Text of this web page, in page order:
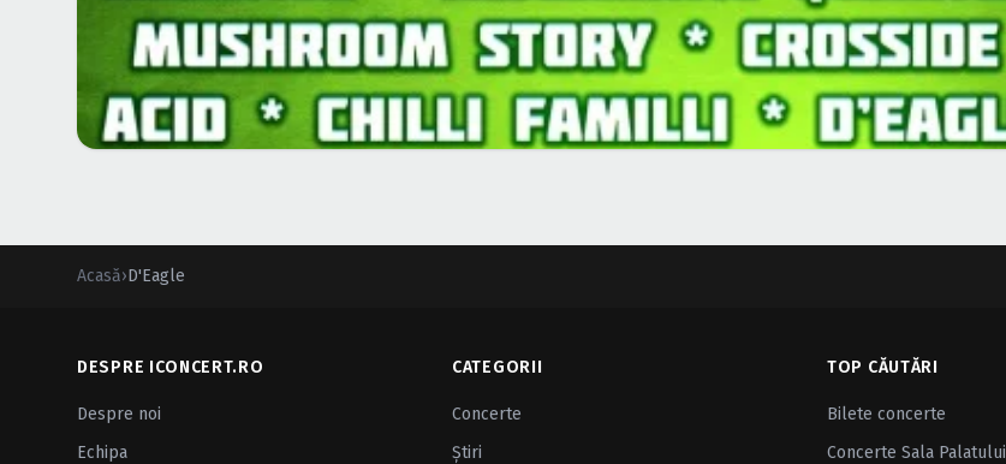
Acasă›D'Eagle
DESPRE ICONCERT.RO
Despre noi
Echipa
CATEGORII
Concerte
Ştiri
TOP CĂUTĂRI
Bilete concerte
Concerte Sala Palatului